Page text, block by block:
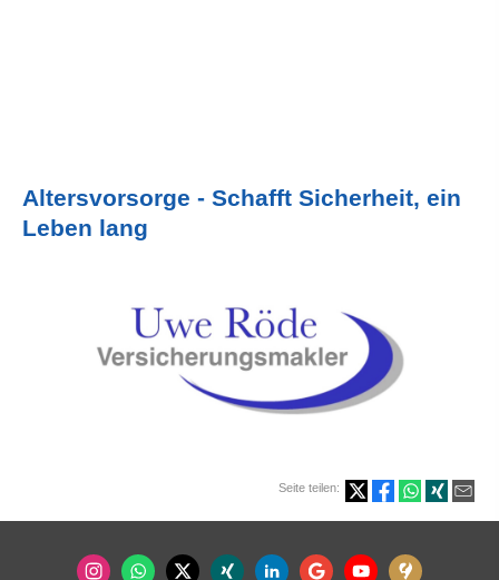
Alters­vorsorge - Schafft Sicherheit, ein
Leben lang
Seite teilen: